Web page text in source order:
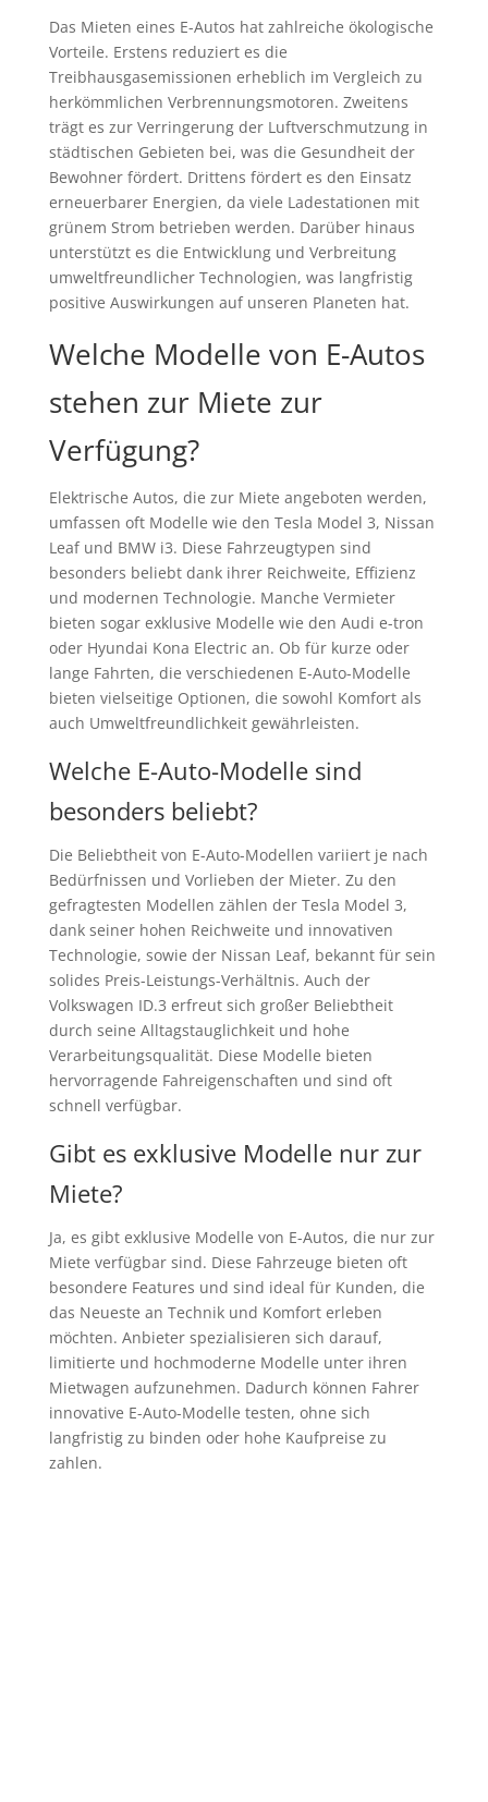
Das Mieten eines E-Autos hat zahlreiche ökologische
Vorteile. Erstens reduziert es die
Treibhausgasemissionen erheblich im Vergleich zu
herkömmlichen Verbrennungsmotoren. Zweitens
trägt es zur Verringerung der Luftverschmutzung in
städtischen Gebieten bei, was die Gesundheit der
Bewohner fördert. Drittens fördert es den Einsatz
erneuerbarer Energien, da viele Ladestationen mit
grünem Strom betrieben werden. Darüber hinaus
unterstützt es die Entwicklung und Verbreitung
umweltfreundlicher Technologien, was langfristig
positive Auswirkungen auf unseren Planeten hat.
Welche Modelle von E-Autos
stehen zur Miete zur
Verfügung?
Elektrische Autos, die zur Miete angeboten werden,
umfassen oft Modelle wie den Tesla Model 3, Nissan
Leaf und BMW i3. Diese Fahrzeugtypen sind
besonders beliebt dank ihrer Reichweite, Effizienz
und modernen Technologie. Manche Vermieter
bieten sogar exklusive Modelle wie den Audi e-tron
oder Hyundai Kona Electric an. Ob für kurze oder
lange Fahrten, die verschiedenen E-Auto-Modelle
bieten vielseitige Optionen, die sowohl Komfort als
auch Umweltfreundlichkeit gewährleisten.
Welche E-Auto-Modelle sind
besonders beliebt?
Die Beliebtheit von E-Auto-Modellen variiert je nach
Bedürfnissen und Vorlieben der Mieter. Zu den
gefragtesten Modellen zählen der Tesla Model 3,
dank seiner hohen Reichweite und innovativen
Technologie, sowie der Nissan Leaf, bekannt für sein
solides Preis-Leistungs-Verhältnis. Auch der
Volkswagen ID.3 erfreut sich großer Beliebtheit
durch seine Alltagstauglichkeit und hohe
Verarbeitungsqualität. Diese Modelle bieten
hervorragende Fahreigenschaften und sind oft
schnell verfügbar.
Gibt es exklusive Modelle nur zur
Miete?
Ja, es gibt exklusive Modelle von E-Autos, die nur zur
Miete verfügbar sind. Diese Fahrzeuge bieten oft
besondere Features und sind ideal für Kunden, die
das Neueste an Technik und Komfort erleben
möchten. Anbieter spezialisieren sich darauf,
limitierte und hochmoderne Modelle unter ihren
Mietwagen aufzunehmen. Dadurch können Fahrer
innovative E-Auto-Modelle testen, ohne sich
langfristig zu binden oder hohe Kaufpreise zu
zahlen.